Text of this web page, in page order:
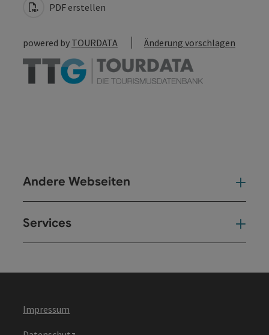
PDF erstellen
powered by TOURDATA Änderung vorschlagen
Andere Webseiten
Services
Impressum